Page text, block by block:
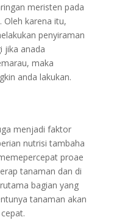
meristen pada
karena itu,
penyiraman
jika anada
maka
anda lakukan.
menjadi faktor
nutrisi tambaha
proae
tanaman dan di
bagian yang
tanaman akan